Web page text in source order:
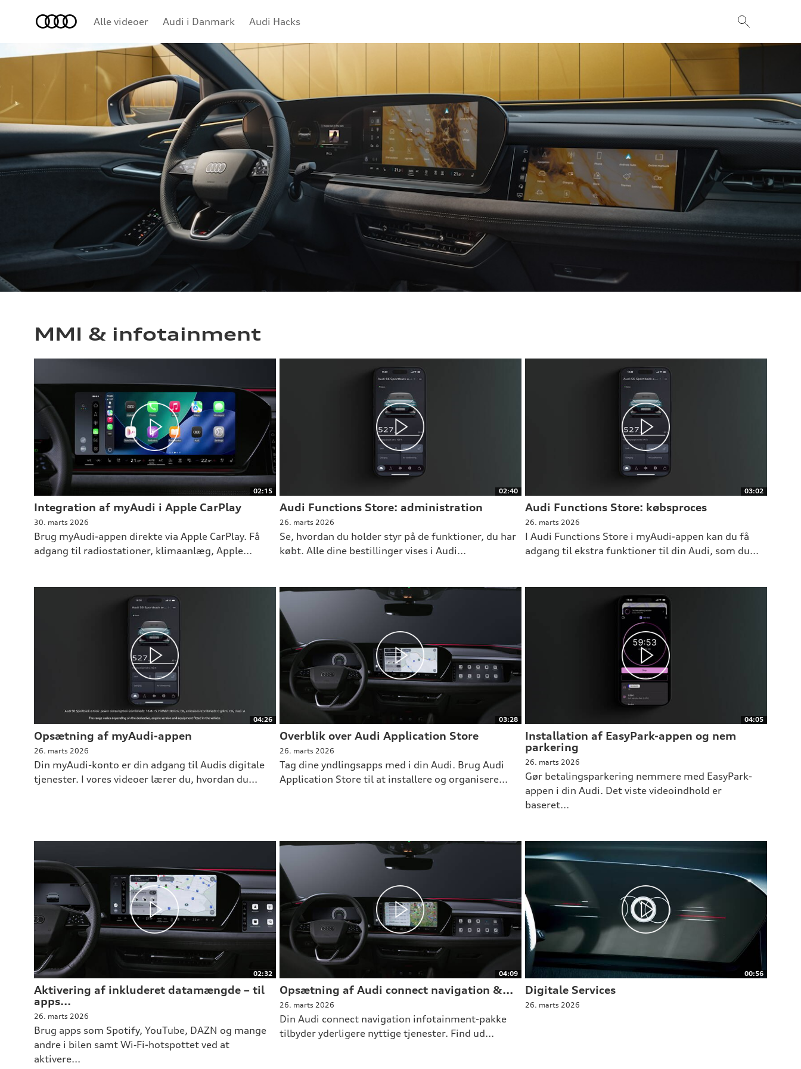
Alle videoer Audi i Danmark
Konceptbiler
e-tron
Brand
Audi Sport
Audi Hacks
MMI & infotainment
Føreassistenter & sikkerhed
Komfort & hverdagsfunktioner
MMI & infotainment
02:15
Integration af myAudi i Apple CarPlay
30. marts 2026
Brug myAudi-appen direkte via Apple CarPlay. Få
adgang til radiostationer, klimaanlæg, Apple...
02:40
Audi Functions Store: administration
26. marts 2026
Se, hvordan du holder styr på de funktioner, du har
købt. Alle dine bestillinger vises i Audi...
03:02
Audi Functions Store: købsproces
26. marts 2026
I Audi Functions Store i myAudi-appen kan du få
adgang til ekstra funktioner til din Audi, som du...
04:26
Opsætning af myAudi-appen
26. marts 2026
Din myAudi-konto er din adgang til Audis digitale
tjenester. I vores videoer lærer du, hvordan du...
03:28
Overblik over Audi Application Store
26. marts 2026
Tag dine yndlingsapps med i din Audi. Brug Audi
Application Store til at installere og organisere...
04:05
Installation af EasyPark-appen og nem
parkering
26. marts 2026
Gør betalingsparkering nemmere med EasyPark-
appen i din Audi. Det viste videoindhold er
baseret...
02:32
Aktivering af inkluderet datamængde – til
apps...
26. marts 2026
Brug apps som Spotify, YouTube, DAZN og mange
andre i bilen samt Wi‑Fi-hotspottet ved at
aktivere...
04:09
Opsætning af Audi connect navigation &...
26. marts 2026
Din Audi connect navigation infotainment-pakke
tilbyder yderligere nyttige tjenester. Find ud...
00:56
Digitale Services
26. marts 2026